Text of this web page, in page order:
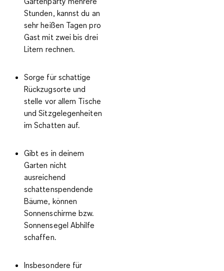
Stunden, kannst du an
sehr heißen Tagen pro
Gast mit zwei bis drei
Litern rechnen.
Sorge für schattige
Rückzugsorte und
stelle vor allem Tische
und Sitzgelegenheiten
im Schatten auf.
Gibt es in deinem
Garten nicht
ausreichend
schattenspendende
Bäume, können
Sonnenschirme bzw.
Sonnensegel Abhilfe
schaffen.
Insbesondere für